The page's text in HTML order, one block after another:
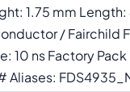
1.75 mm Length:
/ Fairchild
10 ns Factory
Aliases: